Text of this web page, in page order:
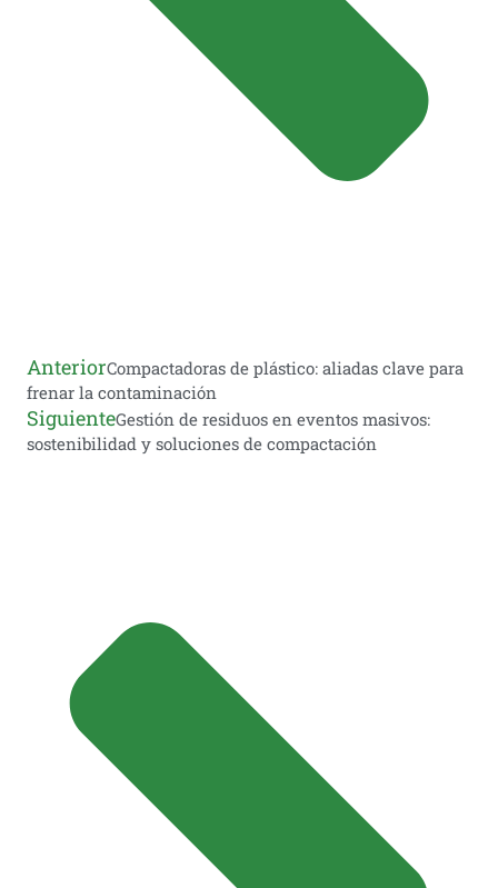
AnteriorCompactadoras de plástico: aliadas clave para
frenar la contaminación
SiguienteGestión de residuos en eventos masivos:
sostenibilidad y soluciones de compactación